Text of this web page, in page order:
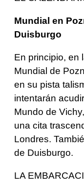
Mundial en
Duisburgo
En principio, en
Mundial de
en su pista
intentarán
Mundo de
una cita
Londres.
de Duisburgo.
LA